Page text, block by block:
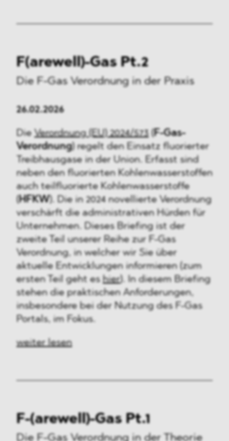
F(arewell)-Gas Pt.2
Die F-Gas Verordnung in der Praxis
26.02.2026
Die Verordnung (EU) 2024/573( F-Gas-
Verordnung) regelt den Einsatz fluorierter
Treibhausgase in der Union. Erfasst sind
neben den fluorierten Kohlenwasserstoffen
auch teilfluorierte Kohlenwasserstoffe
HFKW). Die in 2024 novellierte Verordnung
verschärft die administrativen Hürden für
Unternehmen. Dieses Briefing ist der
zweite Teil unserer Reihe zur F-Gas
Verordnung, in welcher wir Sie über
aktuelle Entwicklungen informieren (zum
ersten Teil geht es hier ). In diesem Briefing
stehen die praktischen Anforderungen,
insbesondere bei der Nutzung des F-Gas
Portals, im Fokus.
weiter lesen
F-(arewell)-Gas Pt.1
Die F-Gas Verordnung in der Theorie